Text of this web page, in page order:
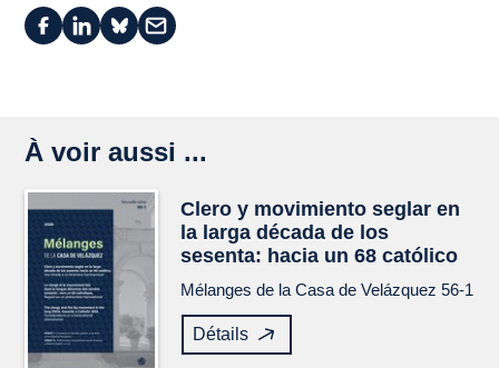
À voir aussi ...
Clero y movimiento seglar en
la larga década de los
sesenta: hacia un 68 católico
Mélanges de la Casa de Velázquez 56-1
Détails